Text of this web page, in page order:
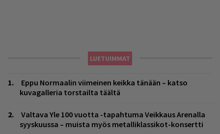
LUETUIMMAT
Eppu Normaalin viimeinen keikka tänään – katso
kuvagalleria torstailta täältä
Valtava Yle 100 vuotta -tapahtuma Veikkaus Arenalla
syyskuussa – muista myös metalliklassikot-konsertti